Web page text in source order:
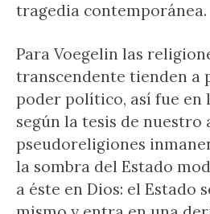
tragedia contemporánea.
Para Voegelin las
transcendente tienden a
poder político, así fue en
según la tesis de nuestro
pseudoreligiones
la sombra del Estado
a éste en Dios: el Estado